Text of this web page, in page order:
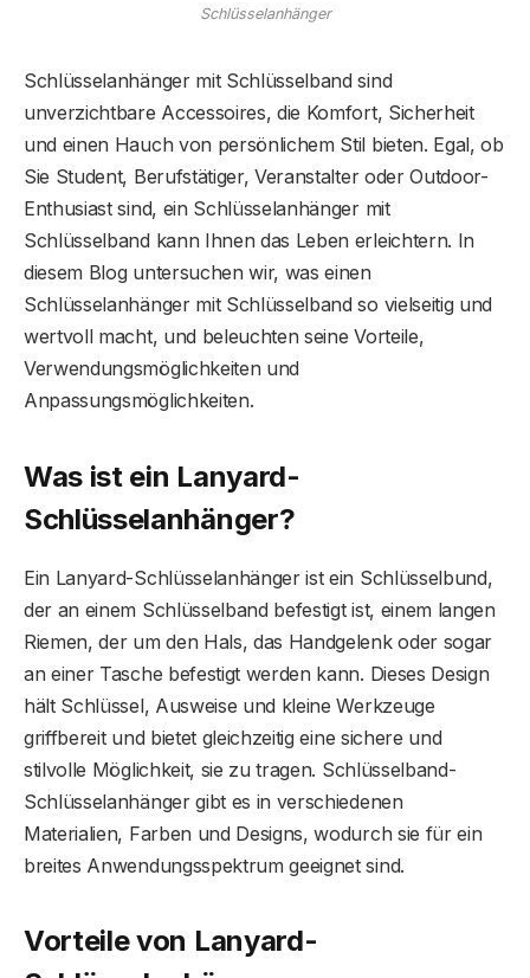
Schlüsselanhänger
Schlüsselanhänger mit Schlüsselband sind
unverzichtbare Accessoires, die Komfort, Sicherheit
und einen Hauch von persönlichem Stil bieten. Egal, ob
Sie Student, Berufstätiger, Veranstalter oder Outdoor-
Enthusiast sind, ein Schlüsselanhänger mit
Schlüsselband kann Ihnen das Leben erleichtern. In
diesem Blog untersuchen wir, was einen
Schlüsselanhänger mit Schlüsselband so vielseitig und
wertvoll macht, und beleuchten seine Vorteile,
Verwendungsmöglichkeiten und
Anpassungsmöglichkeiten.
Was ist ein Lanyard-
Schlüsselanhänger?
Ein Lanyard-Schlüsselanhänger ist ein Schlüsselbund,
der an einem Schlüsselband befestigt ist, einem langen
Riemen, der um den Hals, das Handgelenk oder sogar
an einer Tasche befestigt werden kann. Dieses Design
hält Schlüssel, Ausweise und kleine Werkzeuge
griffbereit und bietet gleichzeitig eine sichere und
stilvolle Möglichkeit, sie zu tragen. Schlüsselband-
Schlüsselanhänger gibt es in verschiedenen
Materialien, Farben und Designs, wodurch sie für ein
breites Anwendungsspektrum geeignet sind.
Vorteile von Lanyard-